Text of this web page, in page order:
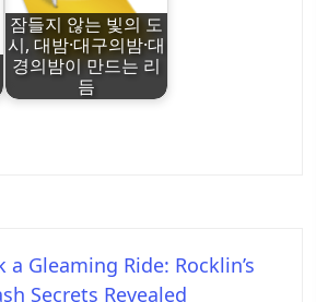
잠들지 않는 빛의 도
시, 대밤·대구의밤·대
경의밤이 만드는 리
듬
a Gleaming Ride: Rocklin’s
Secrets Revealed